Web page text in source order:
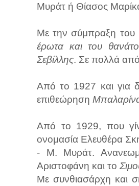
Μυράτ ή Θίασος
Με την σύμπραξη του
έρωτα και του
Σεβίλλης. Σε πολλά
Από το 1927 και για
επιθεώρηση
Από το 1929, που
ονομασία Ελευθέρα
- Μ. Μυράτ.
Αριστοφάνη και το
Με συνθιασάρχη και